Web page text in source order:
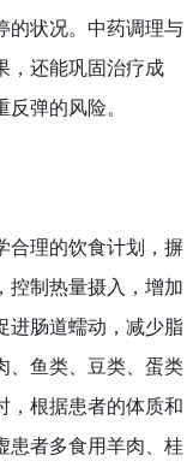
的状况。中药调理与
，还能巩固治疗成
弹的风险。
合理的饮食计划，摒
控制热量摄入，增加
进肠道蠕动，减少脂
、鱼类、豆类、蛋类
，根据患者的体质和
患者多食用羊肉、桂